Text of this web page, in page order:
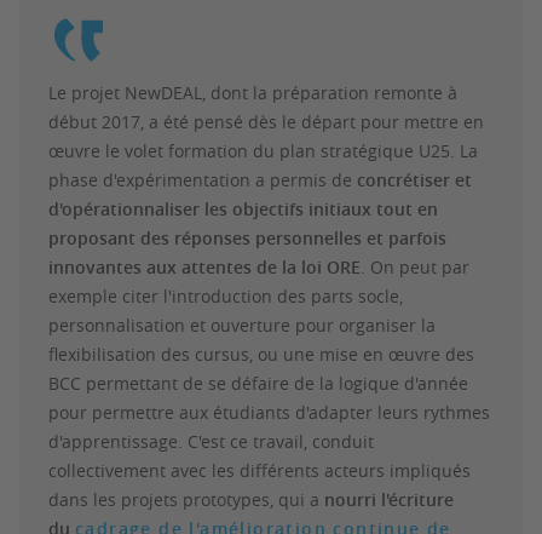
Le projet NewDEAL, dont la préparation remonte à
début 2017, a été pensé dès le départ pour mettre en
œuvre le volet formation du plan stratégique U25. La
phase d'expérimentation a permis de concrétiser et
d'opérationnaliser les objectifs initiaux tout en
proposant des réponses personnelles et parfois
innovantes aux attentes de la loi ORE. On peut par
exemple citer l'introduction des parts socle,
personnalisation et ouverture pour organiser la
flexibilisation des cursus, ou une mise en œuvre des
BCC permettant de se défaire de la logique d'année
pour permettre aux étudiants d'adapter leurs rythmes
d'apprentissage. C'est ce travail, conduit
collectivement avec les différents acteurs impliqués
dans les projets prototypes, qui a nourri l'écriture
du cadrage de l'amélioration continue de